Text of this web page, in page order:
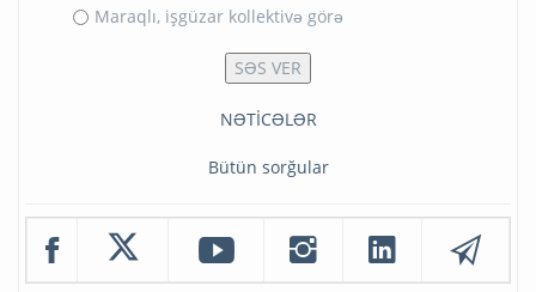
Maraqlı, işgüzar kollektivə görə
NƏTİCƏLƏR
Bütün sorğular